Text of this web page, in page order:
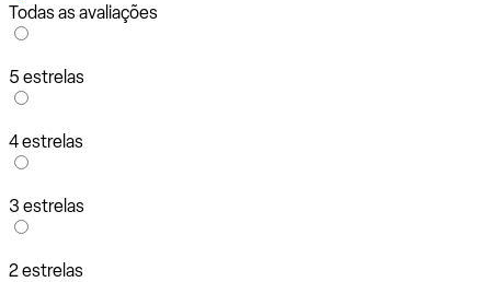
Todas as avaliações
5 estrelas
4 estrelas
3 estrelas
2 estrelas